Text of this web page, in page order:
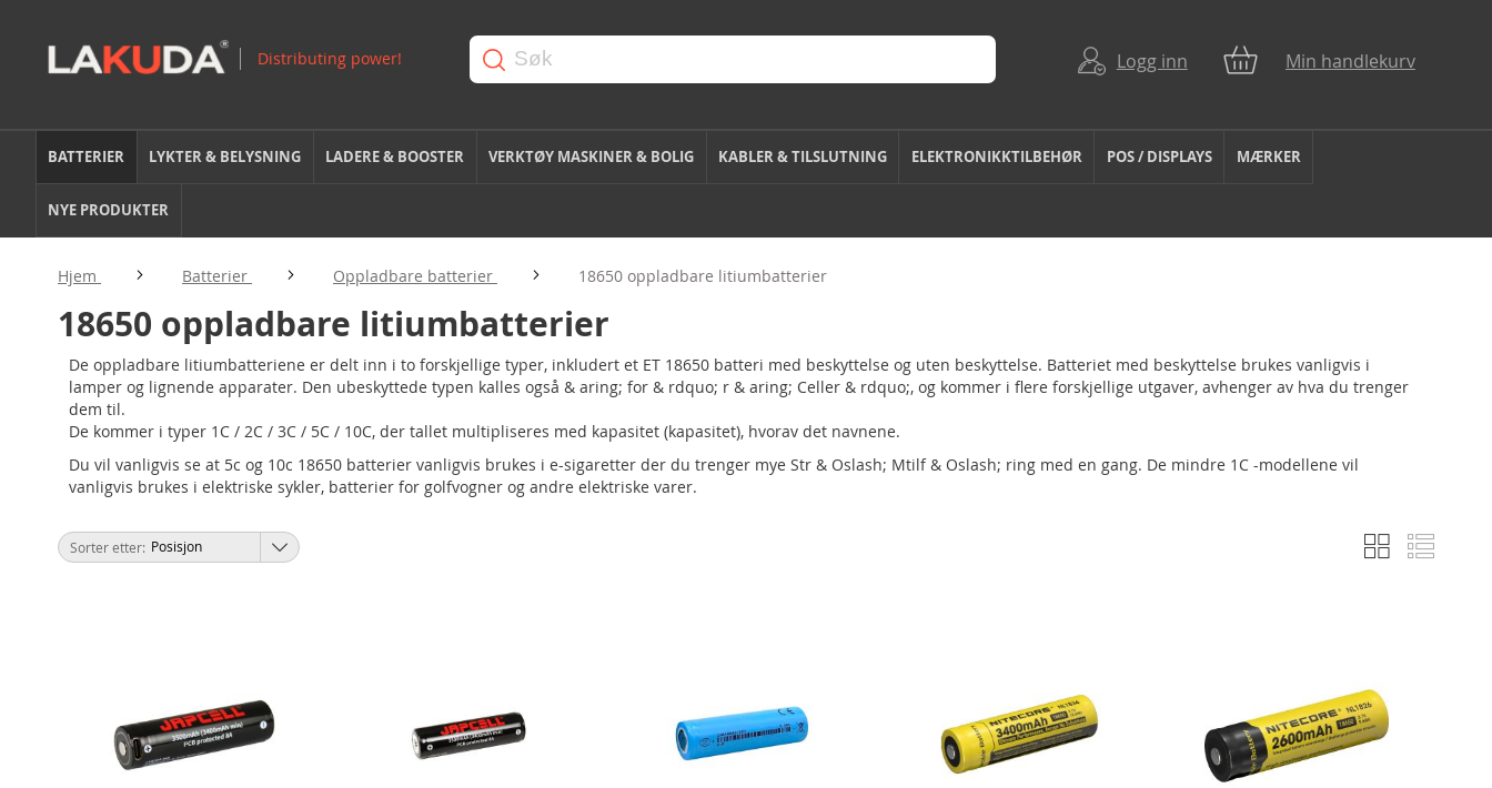
Logg inn Min handlekurv
BATTERIER LYKTER & BELYSNING LADERE & BOOSTER VERKTØY MASKINER & BOLIG KABLER & TILSLUTNING ELEKTRONIKKTILBEHØR POS / DISPLAYS MÆRKER
NYE PRODUKTER
Hjem Batterier Oppladbare batterier 18650 oppladbare litiumbatterier
18650 oppladbare litiumbatterier
De oppladbare litiumbatteriene er delt inn i to forskjellige typer, inkludert et ET 18650 batteri med beskyttelse og uten beskyttelse. Batteriet med beskyttelse brukes vanligvis i
lamper og lignende apparater. Den ubeskyttede typen kalles også & aring; for & rdquo; r & aring; Celler & rdquo;, og kommer i flere forskjellige utgaver, avhenger av hva du trenger
dem til.
De kommer i typer 1C / 2C / 3C / 5C / 10C, der tallet multipliseres med kapasitet (kapasitet), hvorav det navnene.
Du vil vanligvis se at 5c og 10c 18650 batterier vanligvis brukes i e-sigaretter der du trenger mye Str & Oslash; Mtilf & Oslash; ring med en gang. De mindre 1C -modellene vil
vanligvis brukes i elektriske sykler, batterier for golfvogner og andre elektriske varer.
Vise
som
RutenettListe
Sorter etter